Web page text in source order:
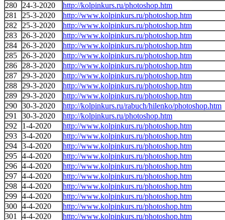
280
24-3-2020
http://kolpinkurs.ru/photoshop.htm
281
25-3-2020
http://www.kolpinkurs.ru/photoshop.htm
282
25-3-2020
http://www.kolpinkurs.ru/photoshop.htm
283
26-3-2020
http://www.kolpinkurs.ru/photoshop.htm
284
26-3-2020
http://www.kolpinkurs.ru/photoshop.htm
285
26-3-2020
http://www.kolpinkurs.ru/photoshop.htm
286
28-3-2020
http://www.kolpinkurs.ru/photoshop.htm
287
29-3-2020
http://www.kolpinkurs.ru/photoshop.htm
288
29-3-2020
http://www.kolpinkurs.ru/photoshop.htm
289
29-3-2020
http://www.kolpinkurs.ru/photoshop.htm
290 30-3-2020
http://kolpinkurs.ru/rabuch/hilenko/photoshop.htm
291
30-3-2020
http://kolpinkurs.ru/photoshop.htm
292
1-4-2020
http://www.kolpinkurs.ru/photoshop.htm
293 3-4-2020
http://www.kolpinkurs.ru/photoshop.htm
294 3-4-2020
http://www.kolpinkurs.ru/photoshop.htm
295 4-4-2020
http://www.kolpinkurs.ru/photoshop.htm
296 4-4-2020
http://www.kolpinkurs.ru/photoshop.htm
297 4-4-2020
http://www.kolpinkurs.ru/photoshop.htm
298 4-4-2020
http://www.kolpinkurs.ru/photoshop.htm
299 4-4-2020
http://www.kolpinkurs.ru/photoshop.htm
300 4-4-2020
http://www.kolpinkurs.ru/photoshop.htm
301
4-4-2020 http://www.kolpinkurs.ru/photoshop.htm